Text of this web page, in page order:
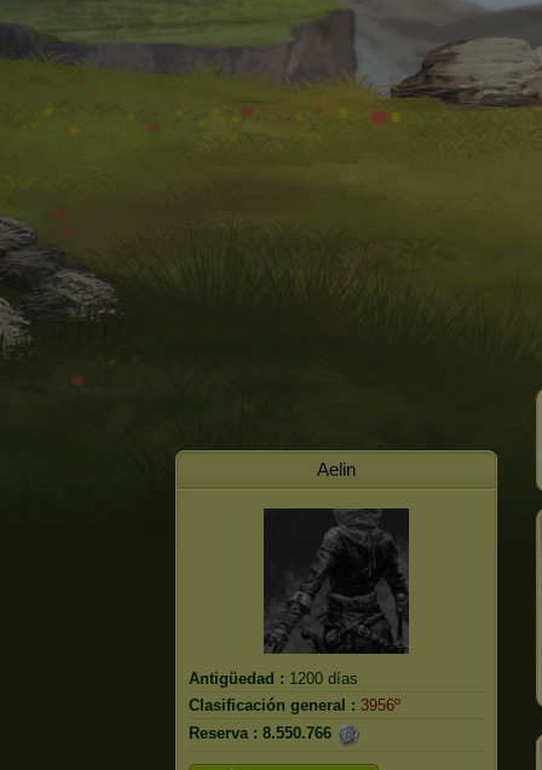
Aelin
Antigüedad : 1200 días
Clasificación general : 3956º
Reserva : 8.550.766